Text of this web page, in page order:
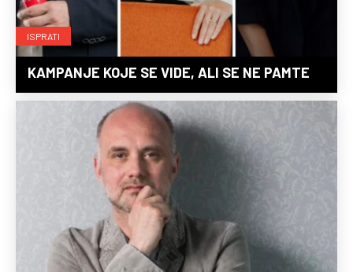
ISPRATI
KAMPANJE KOJE SE VIDE, ALI SE NE PAMTE